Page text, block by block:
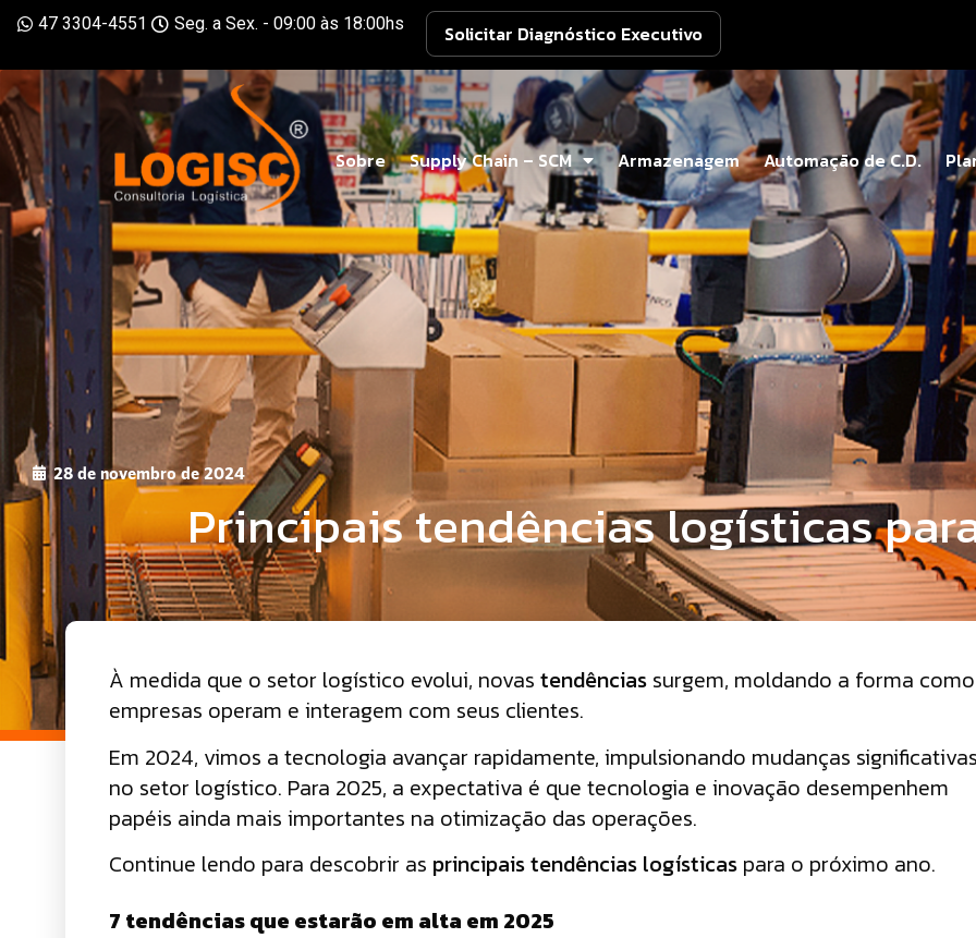
47 3304-4551 Seg. a Sex. - 09:00 às 18:00hs Solicitar Diagnóstico Executivo
Sobre Supply Chain – SCM Armazenagem Automação de C.D.
28 de novembro de 2024
Principais tendências logísticas
À medida que o setor logístico evolui, novas tendências surgem, moldando a forma
empresas operam e interagem com seus clientes.
Em 2024, vimos a tecnologia avançar rapidamente, impulsionando mudanças significativas
no setor logístico. Para 2025, a expectativa é que tecnologia e inovação desempenhem
papéis ainda mais importantes na otimização das operações.
Continue lendo para descobrir as principais tendências logísticas para o próximo ano.
7 tendências que estarão em alta em 2025